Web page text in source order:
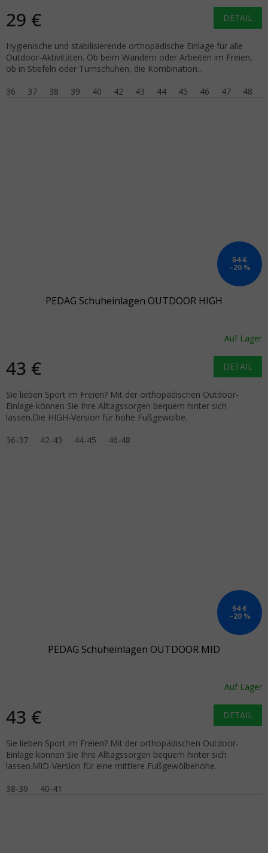
29 € DETAIL
Hygienische und stabilisierende orthopädische Einlage für alle
Outdoor-Aktivitäten. Ob beim Wandern oder Arbeiten im Freien,
ob in Stiefeln oder Turnschuhen, die Kombination...
36
37 38 39 40 42 43 44 45 46 47 48
54 €
–20 %
PEDAG Schuheinlagen OUTDOOR HIGH
Auf Lager
43 € DETAIL
Sie lieben Sport im Freien? Mit der orthopädischen Outdoor-
Einlage können Sie Ihre Alltagssorgen bequem hinter sich
lassen.Die HIGH-Version für hohe Fußgewölbe.
36-37
42-43 44-45 46-48
54 €
–20 %
PEDAG Schuheinlagen OUTDOOR MID
Auf Lager
43 € DETAIL
Sie lieben Sport im Freien? Mit der orthopädischen Outdoor-
Einlage können Sie Ihre Alltagssorgen bequem hinter sich
lassen.MID-Version für eine mittlere Fußgewölbehöhe.
38-39
40-41